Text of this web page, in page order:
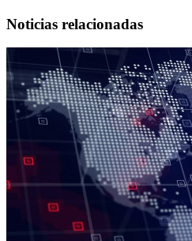
Noticias relacionadas